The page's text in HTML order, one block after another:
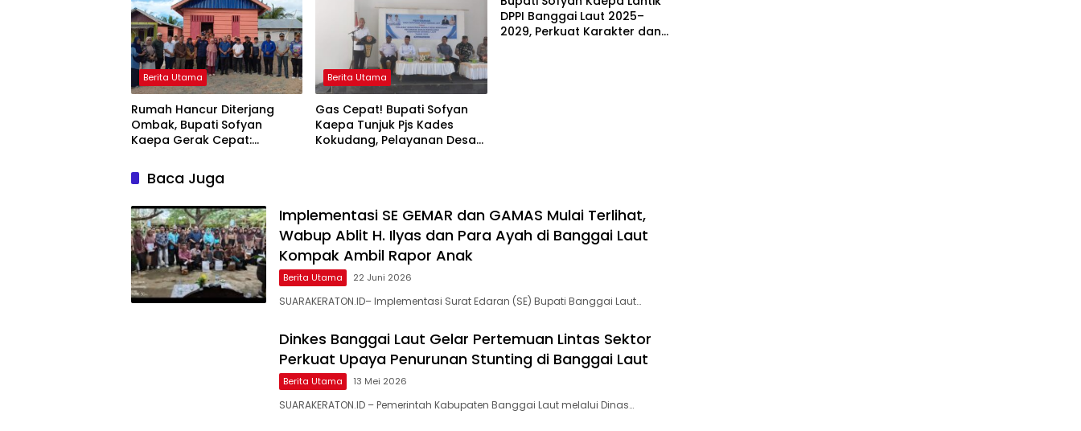
Berita Utama
Rumah Hancur Diterjang
Ombak, Bupati Sofyan
Kaepa Gerak Cepat:
Diserahkan!
Berita Utama
Gas Cepat! Bupati Sofyan
Kaepa Tunjuk Pjs Kades
Kokudang, Pelayanan Desa
DPPI Banggai Laut 2025–
2029, Perkuat Karakter dan
Baca Juga
Implementasi SE GEMAR dan GAMAS Mulai Terlihat,
Wabup Ablit H. Ilyas dan Para Ayah di Banggai Laut
Kompak Ambil Rapor Anak
Berita Utama 22 Juni 2026
SUARAKERATON.ID– Implementasi Surat Edaran (SE) Bupati Banggai Laut…
Dinkes Banggai Laut Gelar Pertemuan Lintas Sektor
Perkuat Upaya Penurunan Stunting di Banggai Laut
Berita Utama 13 Mei 2026
SUARAKERATON.ID – Pemerintah Kabupaten Banggai Laut melalui Dinas…